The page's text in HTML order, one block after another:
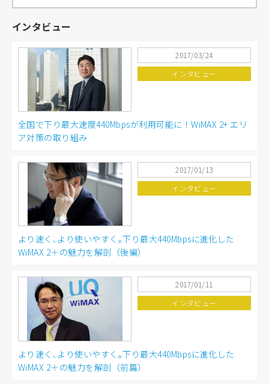
インタビュー
2017/03/24
インタビュー
全国で下り最大速度440Mbpsが利用可能に！WiMAX 2+ エリ
ア対策の取り組み
2017/01/13
インタビュー
より速く､より使いやすく｡下り最大440Mbpsに進化した
WiMAX 2＋の魅力を解剖（後編）
2017/01/11
インタビュー
より速く､より使いやすく｡下り最大440Mbpsに進化した
WiMAX 2＋の魅力を解剖（前篇）